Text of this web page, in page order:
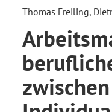
Thomas Freiling,
zwischen